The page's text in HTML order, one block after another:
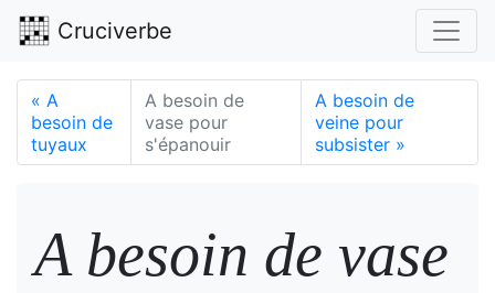
Cruciverbe
« A
besoin de
tuyaux
A besoin de
vase pour
s'épanouir
A besoin de
veine pour
subsister »
A besoin de vase